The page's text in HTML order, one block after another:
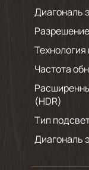
Диагональ
Разрешение
Частота
(HDR)
Тип
Диагональ